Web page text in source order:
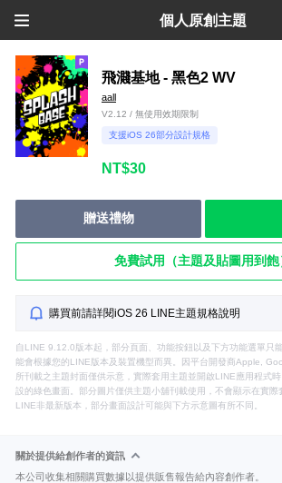
個人原創主題
飛濺基地 - 黑色2 WV
aall
V2.12 / 無使用效期限制
支援iOS 26部分設計規格
NT$30
贈送禮物
免費試用（主題及貼圖用到飽
購買前請詳閱iOS 26 LINE主題規格說明
自LINE 9.12.0版本起，部分頁面、功能按鈕以及下方功能選單只
能會根據您的LINE版本及裝置機型而異。因平台開發商Apple,
所刊載之主題封面僅供示意，實際套用主題並開啟LINE應用程式
設的綠色畫面。部分圖片僅供主題小舖刊載使用，不會顯示在實際
LINE非最新版本，部分畫面設計可能與下方示意圖有所不同。
關於提供給創作者的資訊
本公司收集相關購買數據以提供販售報告給內容創作者。